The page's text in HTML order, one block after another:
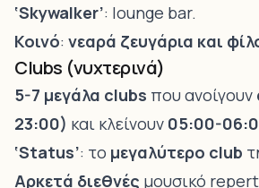
‘Skywalker’: lounge bar.
Κοινό: νεαρά ζευγάρια και
Clubs (νυχτερινά)
5-7 μεγάλα clubs που ανοίγουν
23:00) και κλείνουν 05:00-
‘Status’: το μεγαλύτερο club
Αρκετά διεθνές μουσικό